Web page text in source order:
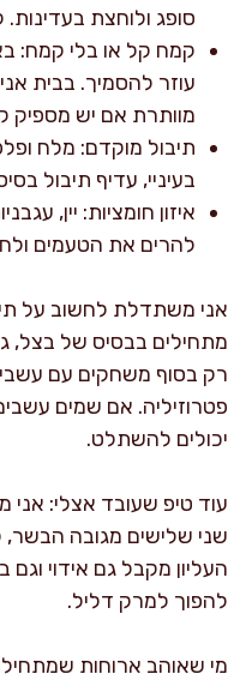
סופג ולוחצת
קמח קל או בלי קמח:
עוזר להסמיך. בבית
מוותרת אם יש מספיק
תיבול מוקדם: מלח
בעיניי, עדיף תיבול
איזון חומציות: יין,
להרים את הטעמים
אני משתדלת לחשוב על
מתחילים בבסיס של בצל,
רק בסוף משחקים עם עשבים
פטרוזיליה. אם שמים
יכולים להשתלט.
עוד טיפ שעובד אצלי: אני
שני שלישים מגובה הבשר,
העליון מקבל גם אידוי
להפוך למרק דליל.
מי שאוהב ארוחות